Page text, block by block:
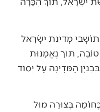
מְדִינַת יִשְׂרָאֵל
תּוֹךְ נֶאֱמָנוּת
הַמְּדִינָה עַל יְסוֹד
בְּצוּרָה מוּל